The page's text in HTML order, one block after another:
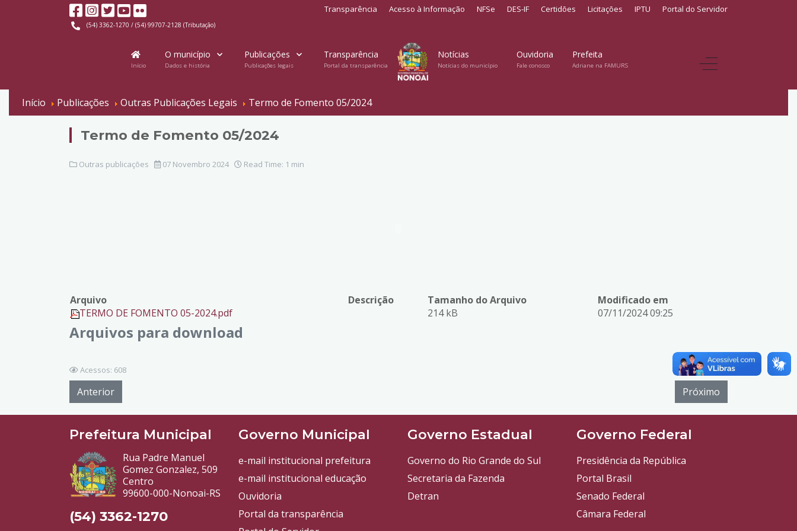
(54) 3362-1270 / (54) 99707-2128 (Tributação)
Transparência Acesso à Informação NFSe DES-IF Certidões Licitações IPTU Portal do Servidor
Início
O município
Dados e história
Publicações
Publicações legais
Transparência
Portal da transparência
Notícias
Notícias do município
Ouvidoria
Fale conosco
Prefeita
Adriane na FAMURS
Início Publicações Outras Publicações Legais Termo de Fomento 05/2024
Termo de Fomento 05/2024
Outras publicações 07 Novembro 2024 Read Time: 1 min
Arquivos para download
Arquivo Descrição Tamanho do Arquivo
Modificado em
TERMO DE FOMENTO 05-2024.pdf
214 kB 07/11/2024 09:25
Acessos: 608
Anterior Próximo
Prefeitura Municipal
Rua Padre Manuel
Gomez Gonzalez, 509
Centro
99600-000-Nonoai-RS
(54) 3362-1270
Governo Municipal
e-mail institucional prefeitura
e-mail institucional educação
Ouvidoria
Portal da transparência
Governo Estadual
Governo do Rio Grande do Sul
Secretaria da Fazenda
Detran
Governo Federal
Presidência da República
Portal Brasil
Senado Federal
Câmara Federal